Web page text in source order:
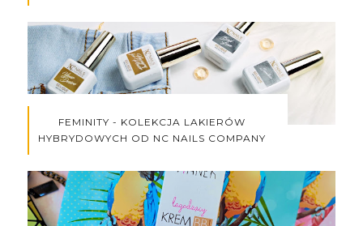
FEMINITY - KOLEKCJA LAKIERÓW
HYBRYDOWYCH OD NC NAILS COMPANY